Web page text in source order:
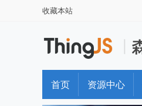
收藏本站
首页 资源中心